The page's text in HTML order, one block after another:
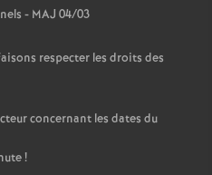
- MAJ 04/03
respecter les droits des
concernant les dates du
!